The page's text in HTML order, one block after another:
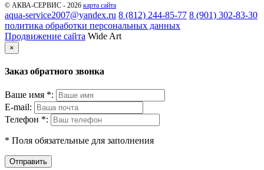
© АКВА-СЕРВИС - 2026 карта сайта
aqua-service2007@yandex.ru 8 (812) 244-85-77 8 (901) 302-83-30
политика обработки персональных данных
Продвижение сайта Wide Art
×
Заказ обратного звонка
Ваше имя *:
E-mail:
Телефон *:
* Поля обязательные для заполнения